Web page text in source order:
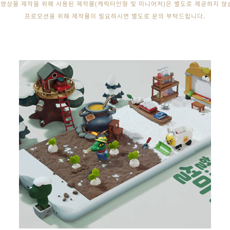
상물 제작을 위해 사용된 제작물(캐릭터인형 및 미니어처)은 별도로 제공하지 않
프로모션을 위해 제작물이 필요하시면 별도로 문의 부탁드립니다.